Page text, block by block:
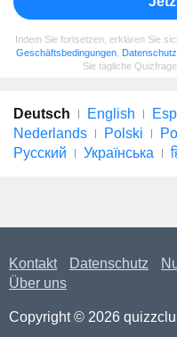
Indem Sie fortsetzen, erklären Sie
Geschäftsbedingungen
Sie tägliche
Deutsch English
Nederlands
Polski
Русский
Українська
Kontakt Datenschutz
Über uns
Copyright © 2026